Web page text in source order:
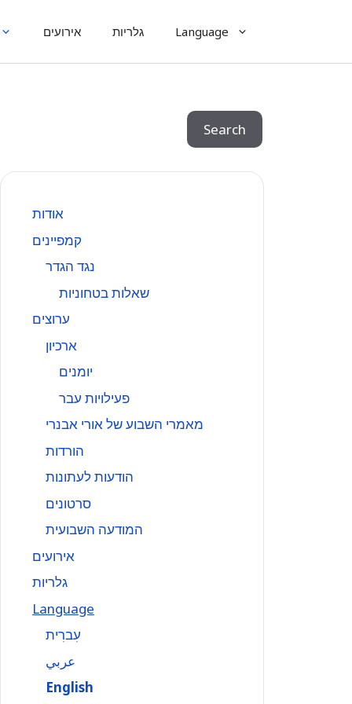
אירועים גלריות Language
Search
אודות
קמפיינים
נגד הגדר
שאלות בטחוניות
ערוצים
ארכיון
יומנים
פעילויות עבר
מאמרי השבוע של אורי אבנרי
הורדות
הודעות לעתונות
סרטונים
המודעה השבועית
אירועים
גלריות
Language
עִברִית
عربي
English